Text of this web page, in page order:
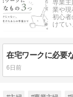
専業主
業や現
初心者
けてい
6日前